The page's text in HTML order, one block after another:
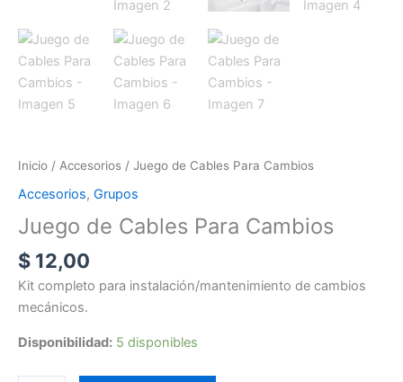
Inicio / Accesorios / Juego de Cables Para Cambios
Accesorios, Grupos
Juego de Cables Para Cambios
$ 12,00
Kit completo para instalación/mantenimiento de cambios
mecánicos.
Disponibilidad: 5 disponibles